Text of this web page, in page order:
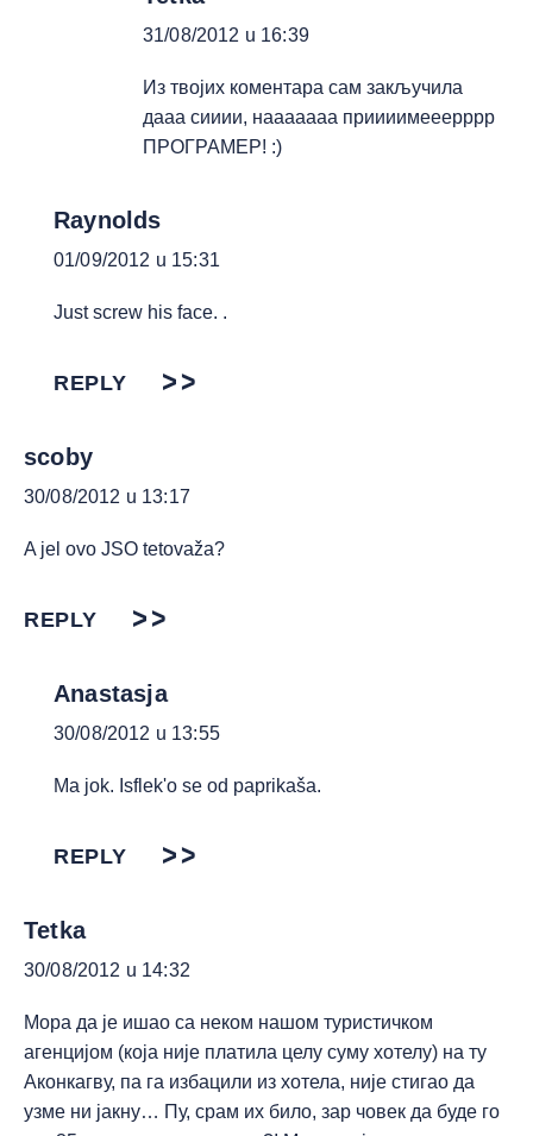
31/08/2012 u 16:39
Из твојих коментара сам закључила
дааа сииии, нааааааа приииимееерррр
ПРОГРАМЕР! :)
Raynolds
01/09/2012 u 15:31
Just screw his face. .
REPLY
scoby
30/08/2012 u 13:17
A jel ovo JSO tetovaža?
REPLY
Anastasja
30/08/2012 u 13:55
Ma jok. Isflek'o se od paprikaša.
REPLY
Tetka
30/08/2012 u 14:32
Мора да је ишао са неком нашом туристичком
агенцијом (која није платила целу суму хотелу) на ту
Аконкагву, па га избацили из хотела, није стигао да
узме ни јакну… Пу, срам их било, зар човек да буде го